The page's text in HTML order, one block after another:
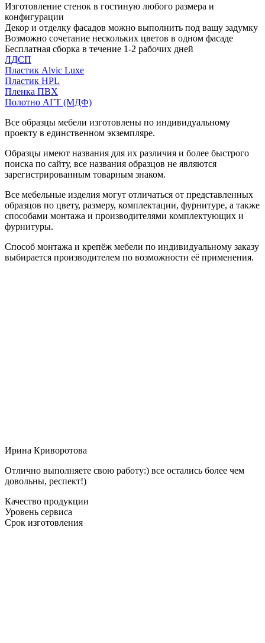
Изготовление стенок в гостиную любого размера и
конфигурации
Декор и отделку фасадов можно выполнить под вашу задумку
Возможно сочетание нескольких цветов в одном фасаде
Бесплатная сборка в течение 1-2 рабочих дней
ЛДСП
Пластик Alvic Luxe
Пластик HPL
Пленка ПВХ
Полотно АГТ (МДФ)
Все образцы мебели изготовлены по индивидуальному
проекту в единственном экземпляре.
Образцы имеют названия для их различия и более быстрого
поиска по сайту, все названия образцов не являются
зарегистрированным товарным знаком.
Все мебельные изделия могут отличаться от представленных
образцов по цвету, размеру, комплектации, фурнитуре, а также
способами монтажа и производителями комплектующих и
фурнитуры.
Способ монтажа и крепёж мебели по индивидуальному заказу
выбирается производителем по возможности её применения.
Ирина Криворотова
Отлично выполняете свою работу:) все остались более чем
довольны, респект!)
Качество продукции
Уровень сервиса
Срок изготовления